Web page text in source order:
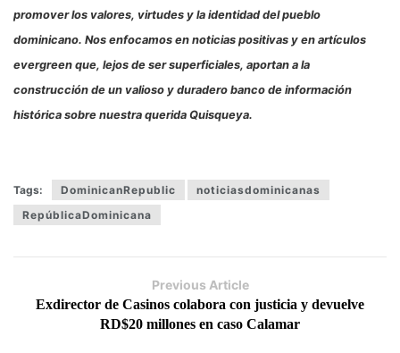
promover los valores, virtudes y la identidad del pueblo
dominicano. Nos enfocamos en noticias positivas y en artículos
evergreen que, lejos de ser superficiales, aportan a la
construcción de un valioso y duradero banco de información
histórica sobre nuestra querida Quisqueya.
Tags: DominicanRepublic
noticiasdominicanas
RepúblicaDominicana
Previous Article
Exdirector de Casinos colabora con justicia y devuelve
RD$20 millones en caso Calamar